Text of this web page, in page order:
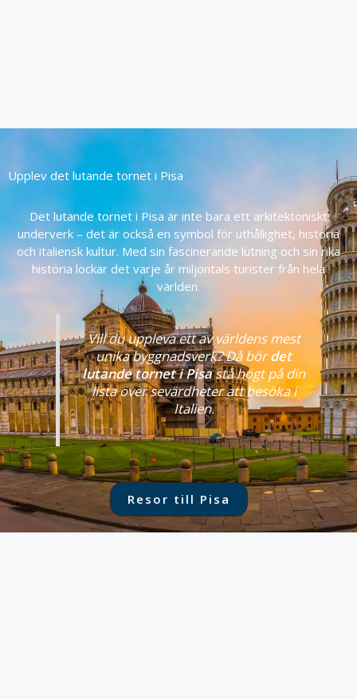
Upplev det lutande tornet i Pisa
Det lutande tornet i Pisa är inte bara ett arkitektoniskt
underverk – det är också en symbol för uthållighet, historia
och italiensk kultur. Med sin fascinerande lutning och sin rika
historia lockar det varje år miljontals turister från hela
världen.
Vill du uppleva ett av världens mest
unika byggnadsverk? Då bördet
lutande tornet i Pisastå högt på din
lista över sevärdheter att besöka i
Italien.
Resor till Pisa